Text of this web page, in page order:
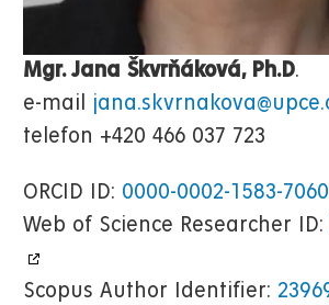
Mgr. Jana Škvrňáková, Ph.D.
e-mail
telefon +420 466 037 723
ORCID ID: 0000-0002-1583-7060
Web of Science Researcher ID:
Scopus Author Identifier: